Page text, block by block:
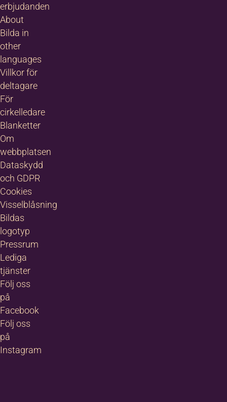
erbjudanden
About
Bilda in
other
languages
Villkor för
deltagare
För
cirkelledare
Blanketter
Om
webbplatsen
Dataskydd
och GDPR
Cookies
Visselblåsning
Bildas
logotyp
Pressrum
Lediga
tjänster
Följ oss
på
Facebook
Följ oss
på
Instagram